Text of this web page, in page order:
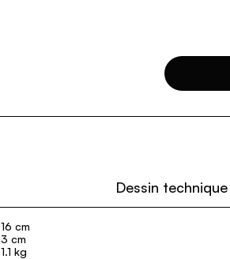
16 cm
3 cm
1.1 kg
Dessin technique